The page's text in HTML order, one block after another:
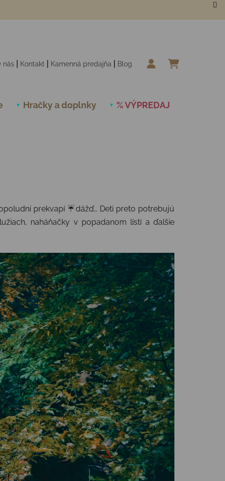
nás Kontakt Kamenná predajňa Blog
Hračky a doplnky % VÝPREDAJ
prekvapí ☔dážď… Deti preto potrebujú
naháňačky v popadanom lístí a ďalšie